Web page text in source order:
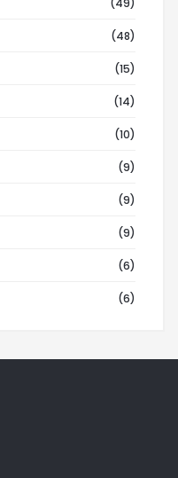
(48)
(15)
(14)
(10)
(9)
(9)
(9)
(6)
(6)